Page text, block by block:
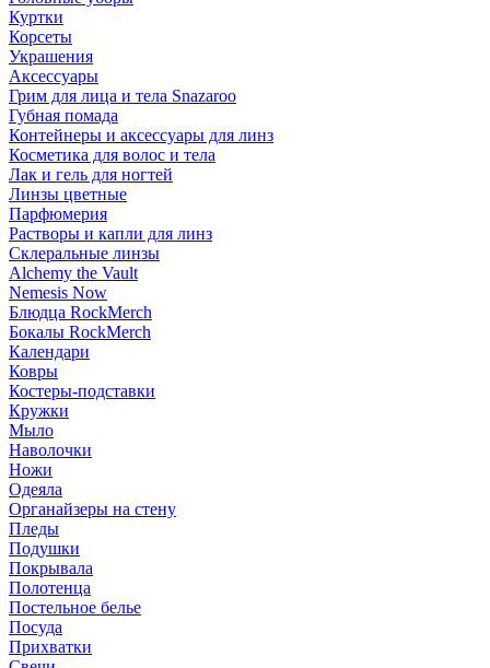
Куртки
Корсеты
Украшения
Аксессуары
Грим для лица и тела Snazaroo
Губная помада
Контейнеры и аксессуары для линз
Косметика для волос и тела
Лак и гель для ногтей
Линзы цветные
Парфюмерия
Растворы и капли для линз
Склеральные линзы
Alchemy the Vault
Nemesis Now
Блюдца RockMerch
Бокалы RockMerch
Календари
Ковры
Костеры-подставки
Кружки
Мыло
Наволочки
Ножи
Одеяла
Органайзеры на стену
Пледы
Подушки
Покрывала
Полотенца
Постельное белье
Посуда
Прихватки